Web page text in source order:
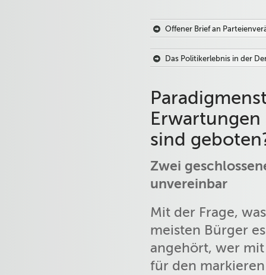
Offener Brief an
Das Politikerlebnis in der
sind
Zwei
unvereinbar
Mit der Frage,
meisten Bürger
angehört, wer
für den